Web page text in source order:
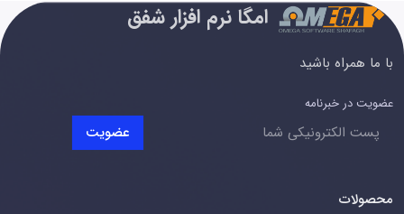
امگا نرم افزار شفق
با ما همراه باشید
عضویت در خبرنامه
عضویت
محصولات